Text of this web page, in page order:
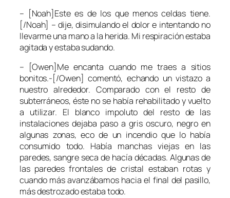
– [Noah]Este es de los que menos celdas tiene.
[/Noah] – dije, disimulando el dolor e intentando no
llevarme una mano a la herida. Mi respiración estaba
agitada y estaba sudando.
– [Owen]Me encanta cuando me traes a sitios
bonitos.-[/Owen] comentó, echando un vistazo a
nuestro alrededor. Comparado con el resto de
subterráneos, éste no se había rehabilitado y vuelto
a utilizar. El blanco impoluto del resto de las
instalaciones dejaba paso a gris oscuro, negro en
algunas zonas, eco de un incendio que lo había
consumido todo. Había manchas viejas en las
paredes, sangre seca de hacía décadas. Algunas de
las paredes frontales de cristal estaban rotas y
cuando más avanzábamos hacia el final del pasillo,
más destrozado estaba todo.